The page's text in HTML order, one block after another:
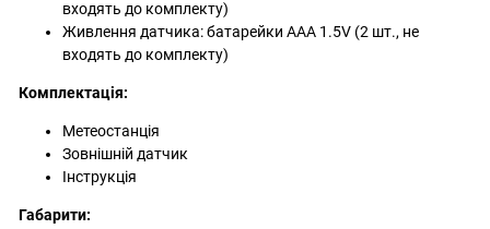
входять до комплекту)
Живлення датчика: батарейки AAA 1.5V (2 шт., не
входять до комплекту)
Комплектація:
Метеостанція
Зовнішній датчик
Інструкція
Габарити: